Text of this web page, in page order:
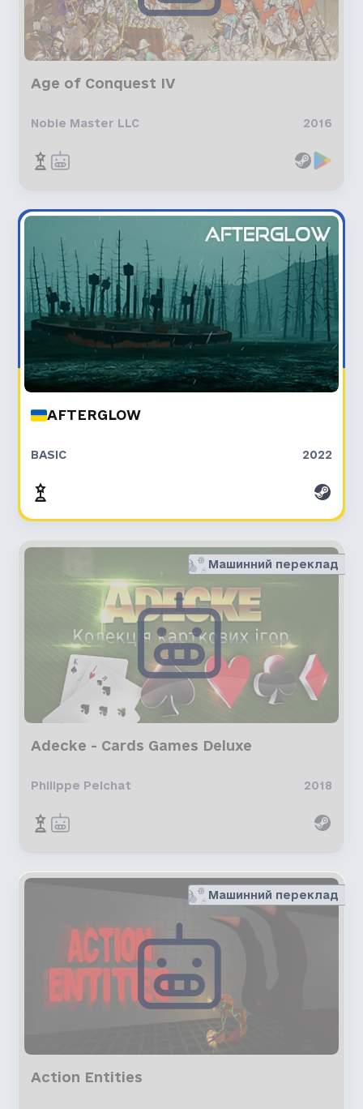
Age of Conquest IV
Noble Master LLC 2016
AFTERGLOW
BASIC 2022
Машинний переклад
Adecke - Cards Games Deluxe
Philippe Pelchat 2018
Машинний переклад
Action Entities